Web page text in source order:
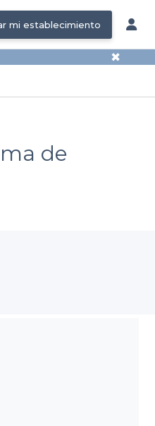
mi establecimiento
✖
de